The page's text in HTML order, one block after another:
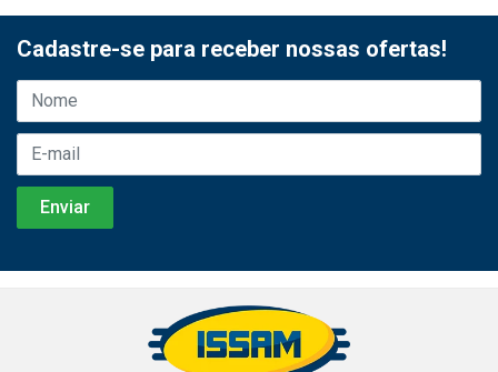
Cadastre-se para receber nossas ofertas!